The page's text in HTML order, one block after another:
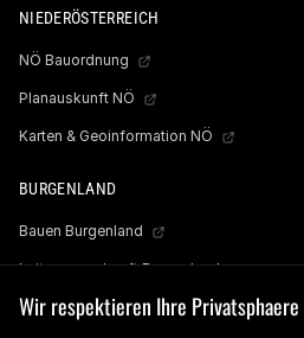
NIEDERÖSTERREICH
NÖ Bauordnung
Planauskunft NÖ
Karten & Geoinformation NÖ
BURGENLAND
Bauen Burgenland
Leitungsauskunft Burgenland
Wasserleitungs- & Kanalkataster
Wir respektieren Ihre Privatsphaere